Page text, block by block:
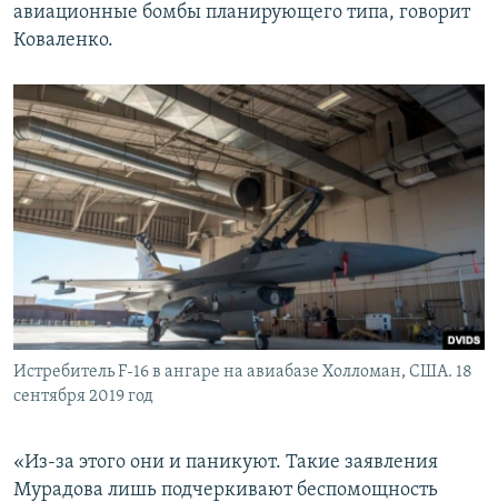
авиационные бомбы планирующего типа, говорит
Коваленко.
Истребитель F-16 в ангаре на авиабазе Холломан, США. 18
сентября 2019 год
«Из-за этого они и паникуют. Такие заявления
Мурадова лишь подчеркивают беспомощность